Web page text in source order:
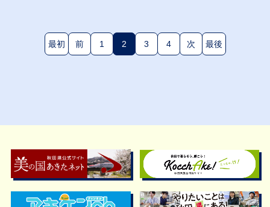
最初 前 1 2(現在のページ)
3 4 次 最後